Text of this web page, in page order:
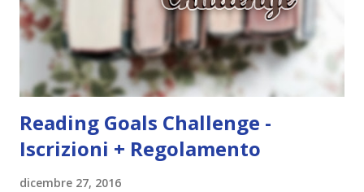
Sara con ben 24 letture ! Chi ha completato il maggior
numero di obiettivi? Sara Sara con 131\200 obiettivi (ho
escluso quelli che prevedono la lettu...
Reading Goals Challenge -
Iscrizioni + Regolamento
dicembre 27, 2016